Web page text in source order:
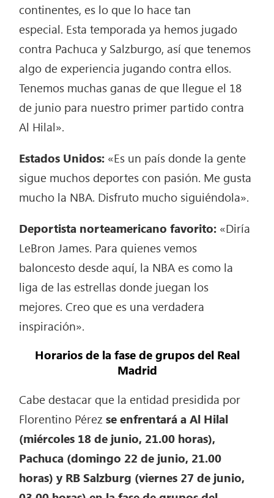
continentes, es lo que lo hace tan
especial. Esta temporada ya hemos jugado
contra Pachuca y Salzburgo, así que tenemos
algo de experiencia jugando contra ellos.
Tenemos muchas ganas de que llegue el 18
de junio para nuestro primer partido contra
Al Hilal».
Estados Unidos: «Es un país donde la gente
sigue muchos deportes con pasión. Me gusta
mucho la NBA. Disfruto mucho siguiéndola».
Deportista norteamericano favorito: «Diría
LeBron James. Para quienes vemos
baloncesto desde aquí, la NBA es como la
liga de las estrellas donde juegan los
mejores. Creo que es una verdadera
inspiración».
Horarios de la fase de grupos del Real
Madrid
Cabe destacar que la entidad presidida por
Florentino Pérezse enfrentará a Al Hilal
(miércoles 18 de junio, 21.00 horas),
Pachuca (domingo 22 de junio, 21.00
horas) y RB Salzburg (viernes 27 de junio,